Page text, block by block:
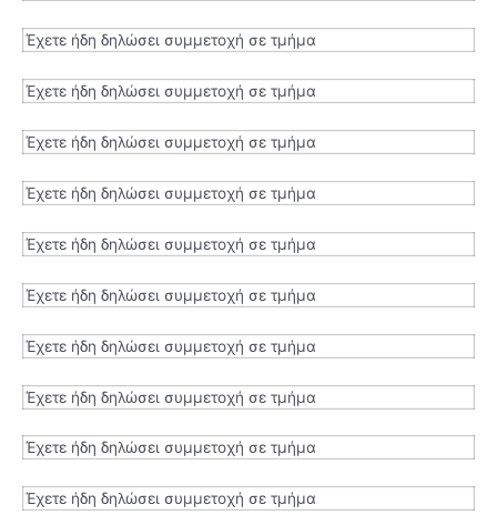
Έχετε ήδη δηλώσει συμμετοχή σε τμήμα
Έχετε ήδη δηλώσει συμμετοχή σε τμήμα
Έχετε ήδη δηλώσει συμμετοχή σε τμήμα
Έχετε ήδη δηλώσει συμμετοχή σε τμήμα
Έχετε ήδη δηλώσει συμμετοχή σε τμήμα
Έχετε ήδη δηλώσει συμμετοχή σε τμήμα
Έχετε ήδη δηλώσει συμμετοχή σε τμήμα
Έχετε ήδη δηλώσει συμμετοχή σε τμήμα
Έχετε ήδη δηλώσει συμμετοχή σε τμήμα
Έχετε ήδη δηλώσει συμμετοχή σε τμήμα